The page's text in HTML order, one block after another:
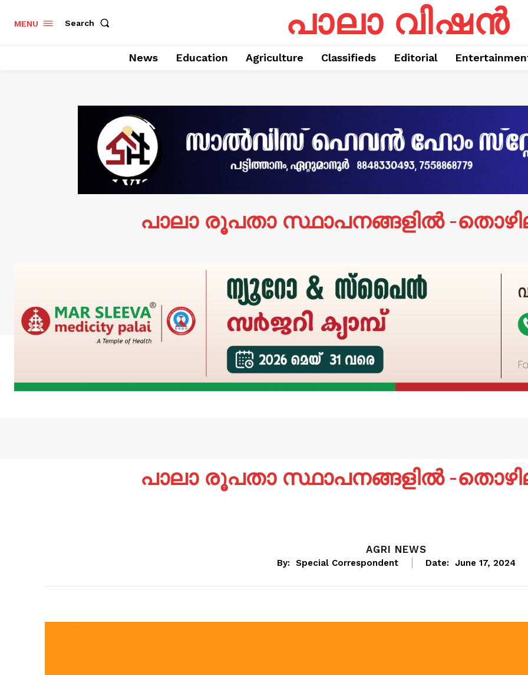
MENU Search പാലാ വിഷൻ
News Education Agriculture Classifieds Editorial
പാലാ രൂപതാ സ്ഥാപനങ്ങളിൽ -
പാലാ രൂപതാ സ്ഥാപനങ്ങളിൽ -
AGRI NEWS
By: Special Correspondent Date: June 17, 2024